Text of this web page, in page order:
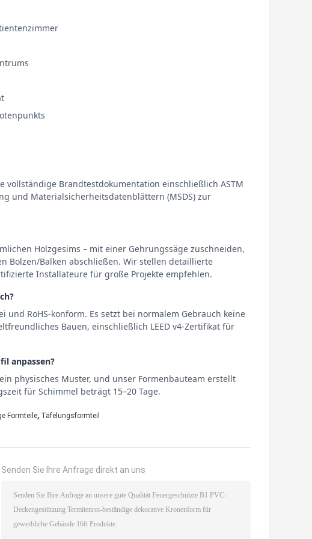
vollständige Brandtestdokumentation einschließlich ASTM
und Materialsicherheitsdatenblättern (MSDS) zur
Holzgesims – mit einer Gehrungssäge zuschneiden,
Bolzen/Balken abschließen. Wir stellen detaillierte
Installateure für große Projekte empfehlen.
RoHS-konform. Es setzt bei normalem Gebrauch keine
Bauen, einschließlich LEED v4-Zertifikat für
anpassen?
physisches Muster, und unser Formenbauteam erstellt
für Schimmel beträgt 15–20 Tage.
Formteile, Täfelungsformteil
Senden Sie Ihre Anfrage direkt an uns